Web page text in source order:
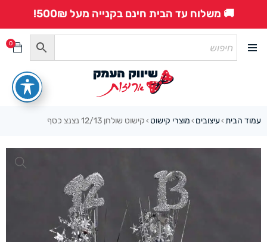
🚚 משלוח עד הבית חינם בקנייה מעל 500₪!
0
עמוד הבית ›עיצובים › מוצרי קישוט › קישוט שולחן 12/13 נצנצ כסף